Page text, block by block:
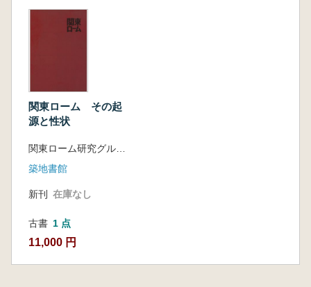
関東ローム その起
源と性状
築地書館
新刊 在庫なし
古書 1 点
11,000 円